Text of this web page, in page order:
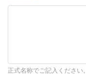
正式名称でご記入ください。